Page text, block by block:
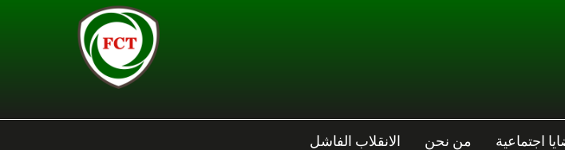
اجتماعية من نحن الانقلاب الفاشل